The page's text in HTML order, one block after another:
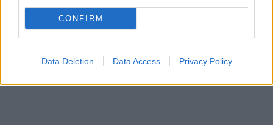
CONFIRM
Data Deletion Data Access Privacy Policy